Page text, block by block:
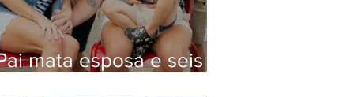
mata esposa e seis